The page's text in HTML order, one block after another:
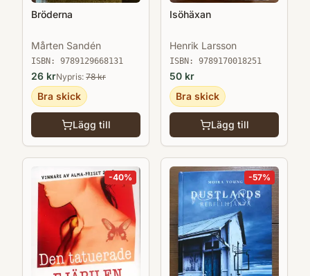
Bröderna
Mårten Sandén
ISBN: 9789129668131
26 krNypris: 78kr
Bra skick
Lägg till
Isöhäxan
Henrik Larsson
ISBN: 9789170018251
50 kr
Bra skick
Lägg till
-40% -57%